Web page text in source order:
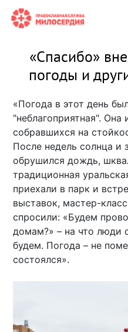
«Спасибо»
погоды и
«Погода в этот день
"неблагоприятная". Она
собравшихся на
После недель солнца и
обрушился дождь,
традиционная
приехали в парк и
выставок, мастер-
спросили: «Будем
домам?» – на что люди
будем. Погода – не
состоялся».